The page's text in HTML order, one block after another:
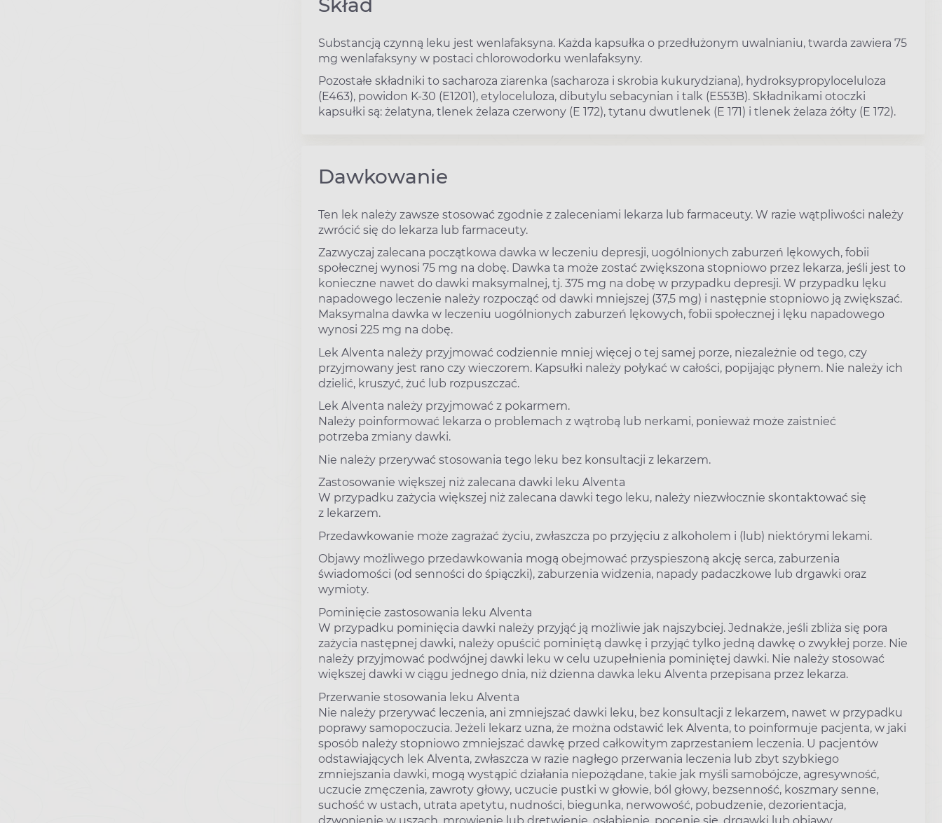
Substancją czynną leku jest wenlafaksyna. Każda kapsułka o przedłużonym uwalnianiu, twarda zawiera 75
mg wenlafaksyny w postaci chlorowodorku wenlafaksyny.
Pozostałe składniki to sacharoza ziarenka (sacharoza i skrobia kukurydziana), hydroksypropyloceluloza
(E463), powidon K-30 (E1201), etyloceluloza, dibutylu sebacynian i talk (E553B). Składnikami otoczki
kapsułki są: żelatyna, tlenek żelaza czerwony (E 172), tytanu dwutlenek (E 171) i tlenek żelaza żółty (E 172).
Dawkowanie
Ten lek należy zawsze stosować zgodnie z zaleceniami lekarza lub farmaceuty. W razie wątpliwości należy
zwrócić się do lekarza lub farmaceuty.
Zazwyczaj zalecana początkowa dawka w leczeniu depresji, uogólnionych zaburzeń lękowych, fobii
społecznej wynosi 75 mg na dobę. Dawka ta może zostać zwiększona stopniowo przez lekarza, jeśli jest to
konieczne nawet do dawki maksymalnej, tj. 375 mg na dobę w przypadku depresji. W przypadku lęku
napadowego leczenie należy rozpocząć od dawki mniejszej (37,5 mg) i następnie stopniowo ją zwiększać.
Maksymalna dawka w leczeniu uogólnionych zaburzeń lękowych, fobii społecznej i lęku napadowego
wynosi 225 mg na dobę.
Lek Alventa należy przyjmować codziennie mniej więcej o tej samej porze, niezależnie od tego, czy
przyjmowany jest rano czy wieczorem. Kapsułki należy połykać w całości, popijając płynem. Nie należy ich
dzielić, kruszyć, żuć lub rozpuszczać.
Lek Alventa należy przyjmować z pokarmem.
Należy poinformować lekarza o problemach z wątrobą lub nerkami, ponieważ może zaistnieć
potrzeba zmiany dawki.
Nie należy przerywać stosowania tego leku bez konsultacji z lekarzem.
Zastosowanie większej niż zalecana dawki leku Alventa
W przypadku zażycia większej niż zalecana dawki tego leku, należy niezwłocznie skontaktować się
z lekarzem.
Przedawkowanie może zagrażać życiu, zwłaszcza po przyjęciu z alkoholem i (lub) niektórymi lekami.
Objawy możliwego przedawkowania mogą obejmować przyspieszoną akcję serca, zaburzenia
świadomości (od senności do śpiączki), zaburzenia widzenia, napady padaczkowe lub drgawki oraz
wymioty.
Pominięcie zastosowania leku Alventa
W przypadku pominięcia dawki należy przyjąć ją możliwie jak najszybciej. Jednakże, jeśli zbliża się pora
zażycia następnej dawki, należy opuścić pominiętą dawkę i przyjąć tylko jedną dawkę o zwykłej porze. Nie
należy przyjmować podwójnej dawki leku w celu uzupełnienia pominiętej dawki. Nie należy stosować
większej dawki w ciągu jednego dnia, niż dzienna dawka leku Alventa przepisana przez lekarza.
Przerwanie stosowania leku Alventa
Nie należy przerywać leczenia, ani zmniejszać dawki leku, bez konsultacji z lekarzem, nawet w przypadku
poprawy samopoczucia. Jeżeli lekarz uzna, że można odstawić lek Alventa, to poinformuje pacjenta, w jaki
sposób należy stopniowo zmniejszać dawkę przed całkowitym zaprzestaniem leczenia. U pacjentów
odstawiających lek Alventa, zwłaszcza w razie nagłego przerwania leczenia lub zbyt szybkiego
zmniejszania dawki, mogą wystąpić działania niepożądane, takie jak myśli samobójcze, agresywność,
uczucie zmęczenia, zawroty głowy, uczucie pustki w głowie, ból głowy, bezsenność, koszmary senne,
suchość w ustach, utrata apetytu, nudności, biegunka, nerwowość, pobudzenie, dezorientacja,
dzwonienie w uszach, mrowienie lub drętwienie, osłabienie, pocenie się, drgawki lub objawy